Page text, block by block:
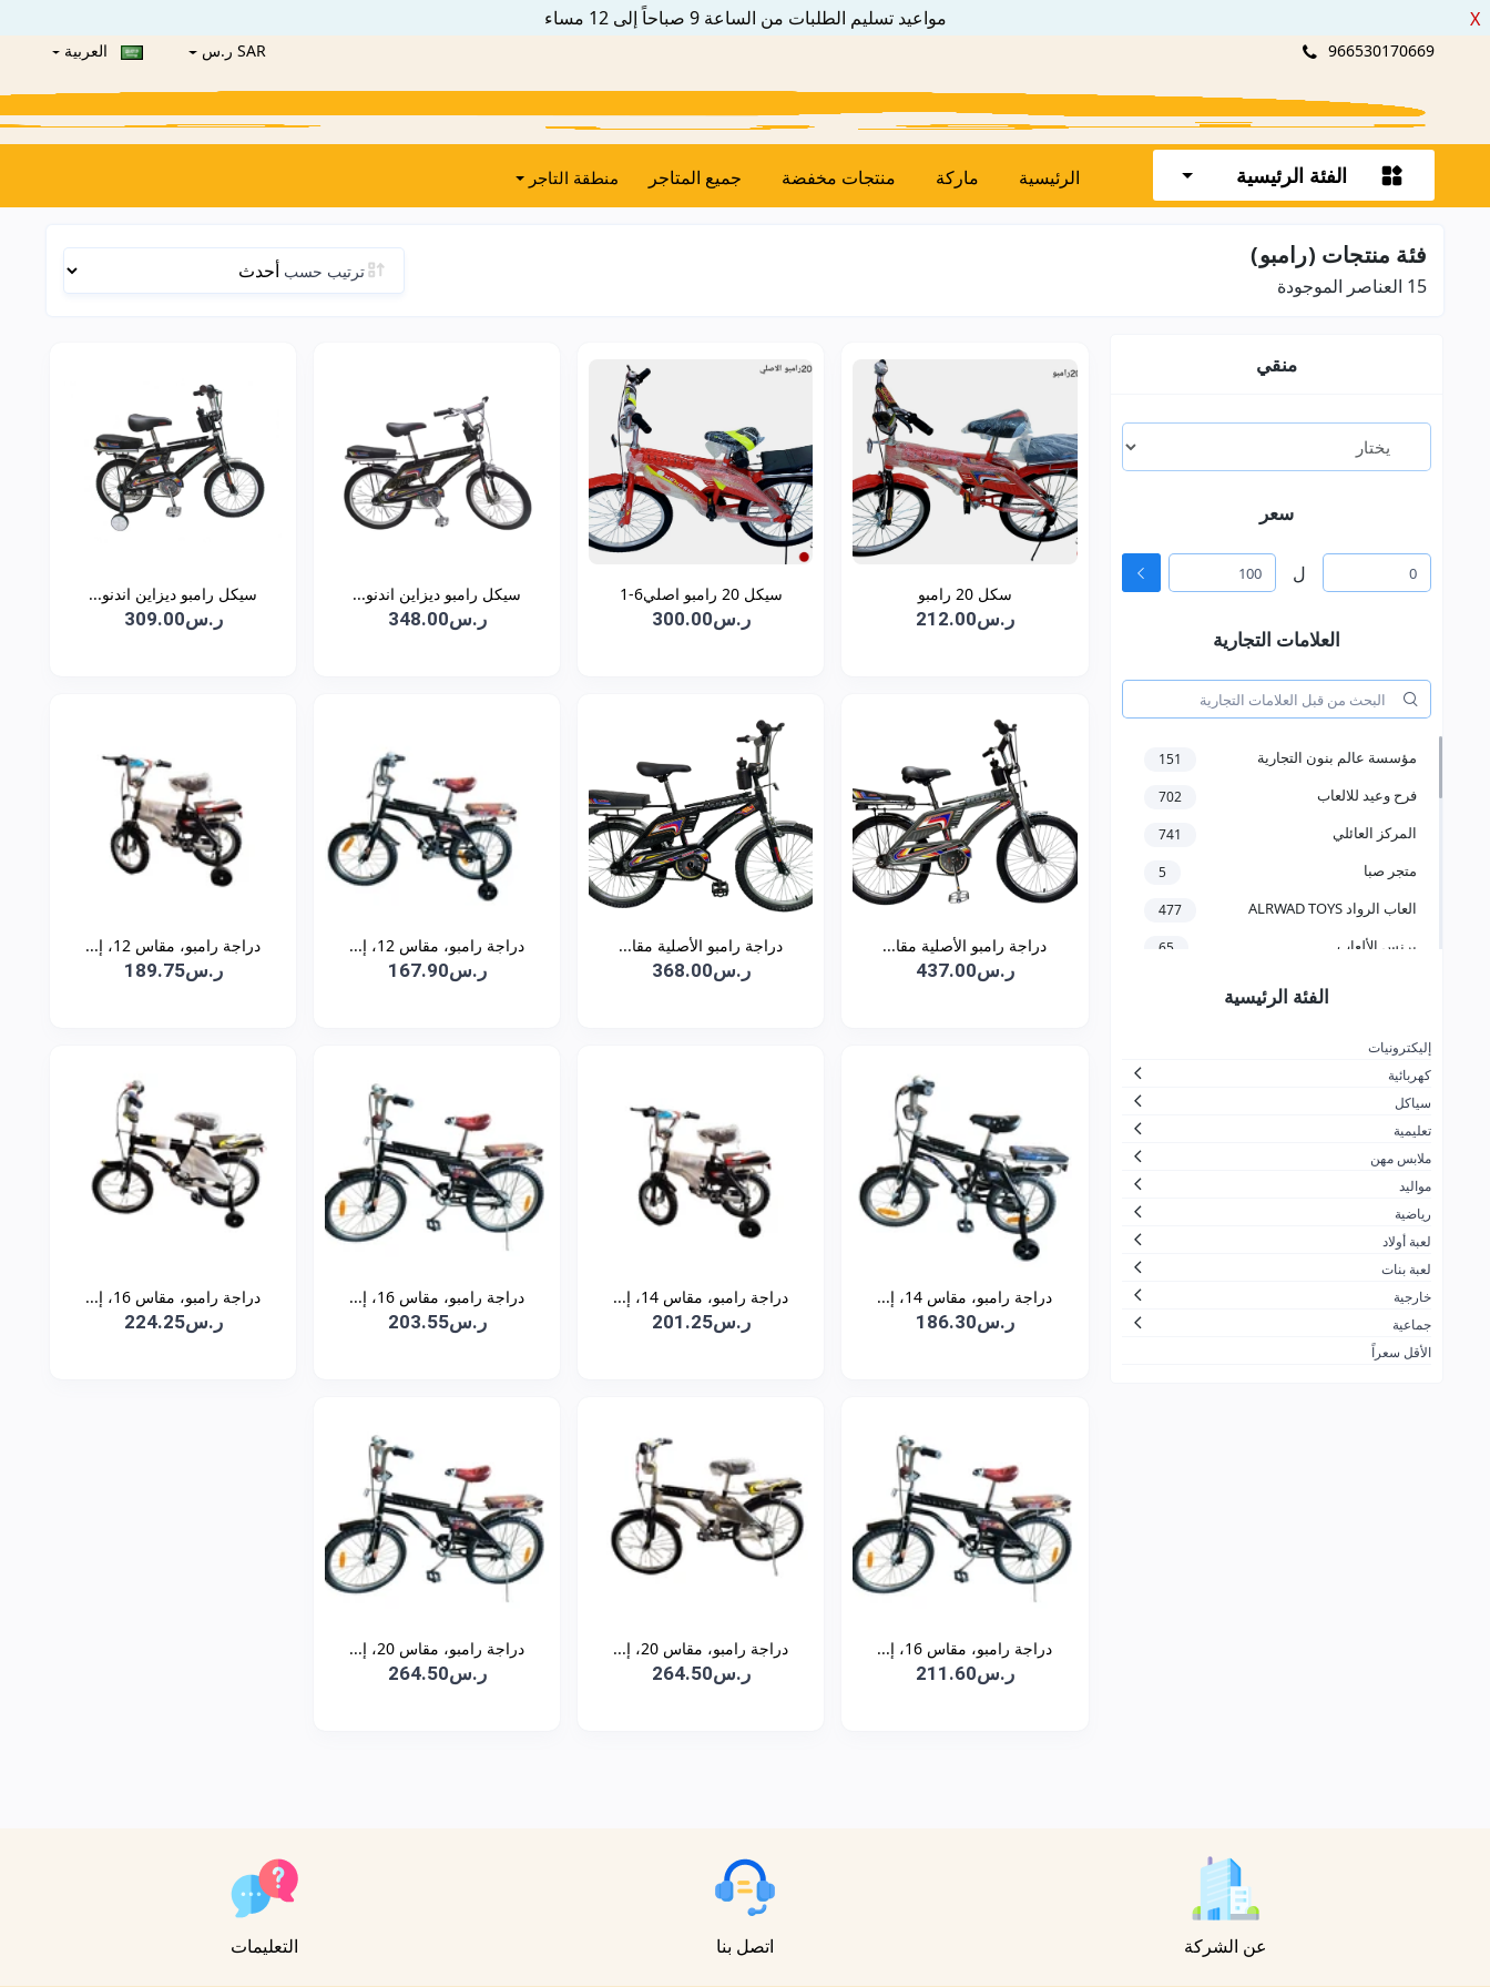
مواعيد تسليم الطلبات من الساعة 9 صباحاً إلى 12 مساء X
966530170669 SAR ر.س العربية
الفئة الرئيسية الرئيسية ماركة منتجات مخفضة جميع المتاجر منطقة التاجر
فئة منتجات (رامبو)
15 العناصر الموجودة
ترتيب حسب
منقي
سعر
ل
العلامات التجارية
مؤسسة عالم بنون التجارية 151
فرح وعيد للالعاب 702
المركز العائلي 741
متجر صبا 5
العاب الرواد ALRWAD TOYS 477
برنس الألعاب 65
مؤسسة سعد عبدالعزيز الخرعان
جزيرة المرح
الاسرار الجميلة بلايستيشن والعاب
اطفال
ضحكة لالعاب الأطفال
شركة مرن بلس التجارية
زمن الألعاب
شركة العاب السفير للتجارة
ألعاب القحطاني
شركة لعبتي الحديثة للألعاب
محترف العاب الكمبيوتر للتجارة
الفئة الرئيسية
إليكترونيات
كهربائية
سياكل
تعليمية
ملابس مهن
مواليد
رياضية
لعبة أولاد
لعبة بنات
خارجية
جماعية
الأقل سعراً
سكل 20 رامبو
ر.س212.00
سيكل 20 رامبو اصلي6-1
ر.س300.00
سيكل رامبو ديزاين اندنو...
ر.س348.00
سيكل رامبو ديزاين اندنو...
ر.س309.00
دراجة رامبو الأصلية مقا...
ر.س437.00
دراجة رامبو الأصلية مقا...
ر.س368.00
دراجة رامبو، مقاس 12، إ...
ر.س167.90
دراجة رامبو، مقاس 12، إ...
ر.س189.75
دراجة رامبو، مقاس 14، إ...
ر.س186.30
دراجة رامبو، مقاس 14، إ...
ر.س201.25
دراجة رامبو، مقاس 16، إ...
ر.س203.55
دراجة رامبو، مقاس 16، إ...
ر.س224.25
دراجة رامبو، مقاس 16، إ...
ر.س211.60
دراجة رامبو، مقاس 20، إ...
ر.س264.50
دراجة رامبو، مقاس 20، إ...
ر.س264.50
عن الشركة اتصل بنا التعليمات